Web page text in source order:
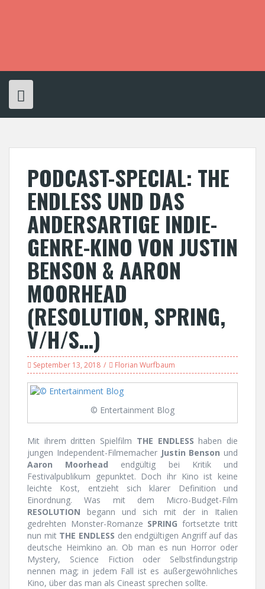
PODCAST-SPECIAL: THE
ENDLESS UND DAS
ANDERSARTIGE INDIE-
GENRE-KINO VON JUSTIN
BENSON & AARON
MOORHEAD
(RESOLUTION, SPRING,
V/H/S…)
September 13, 2018 Florian Wurfbaum
© Entertainment Blog
Mit ihrem dritten Spielfilm THE ENDLESS haben die
jungen Independent-Filmemacher Justin Benson und
Aaron Moorhead endgültig bei Kritik und
Festivalpublikum gepunktet. Doch ihr Kino ist keine
leichte Kost, entzieht sich klarer Definition und
Einordnung. Was mit dem Micro-Budget-Film
RESOLUTION begann und sich mit der in Italien
gedrehten Monster-Romanze SPRING fortsetzte tritt
nun mit THE ENDLESS den endgültigen Angriff auf das
deutsche Heimkino an. Ob man es nun Horror oder
Mystery, Science Fiction oder Selbstfindungstrip
nennen mag; in jedem Fall ist es außergewöhnliches
Kino, über das man als Cineast sprechen sollte.